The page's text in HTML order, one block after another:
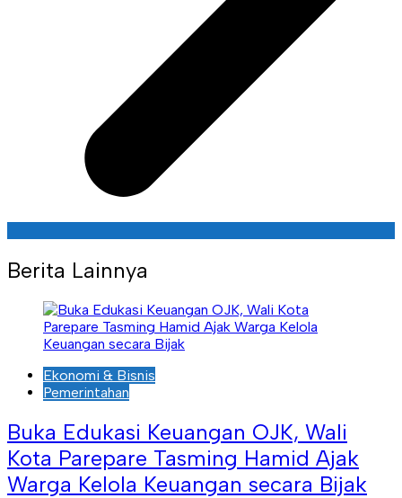
Berita Lainnya
Ekonomi & Bisnis
Pemerintahan
Buka Edukasi Keuangan OJK, Wali
Kota Parepare Tasming Hamid Ajak
Warga Kelola Keuangan secara Bijak